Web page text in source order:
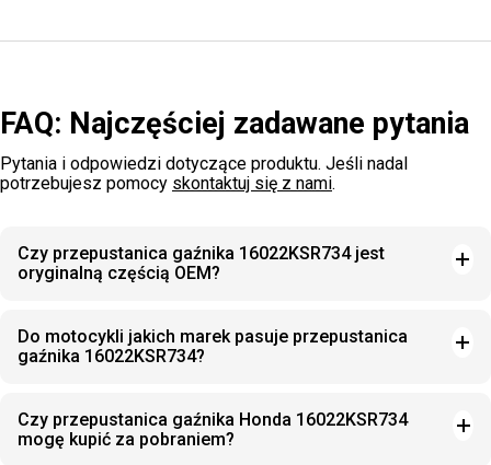
FAQ: Najczęściej zadawane pytania
Pytania i odpowiedzi dotyczące produktu. Jeśli nadal
potrzebujesz pomocy skontaktuj się z nami.
Czy przepustanica gaźnika 16022KSR734 jest
oryginalną częścią OEM?
Do motocykli jakich marek pasuje przepustanica
gaźnika 16022KSR734?
Czy przepustanica gaźnika Honda 16022KSR734
mogę kupić za pobraniem?